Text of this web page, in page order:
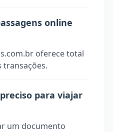
online
oferece total
transações.
para viajar
um documento